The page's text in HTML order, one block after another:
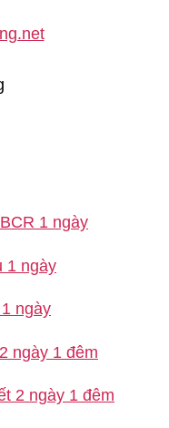
1 ngày
1 ngày
ngày
ngày 1 đêm
2 ngày 1 đêm